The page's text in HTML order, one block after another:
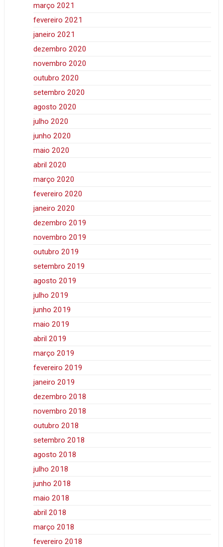
março 2021
fevereiro 2021
janeiro 2021
dezembro 2020
novembro 2020
outubro 2020
setembro 2020
agosto 2020
julho 2020
junho 2020
maio 2020
abril 2020
março 2020
fevereiro 2020
janeiro 2020
dezembro 2019
novembro 2019
outubro 2019
setembro 2019
agosto 2019
julho 2019
junho 2019
maio 2019
abril 2019
março 2019
fevereiro 2019
janeiro 2019
dezembro 2018
novembro 2018
outubro 2018
setembro 2018
agosto 2018
julho 2018
junho 2018
maio 2018
abril 2018
março 2018
fevereiro 2018